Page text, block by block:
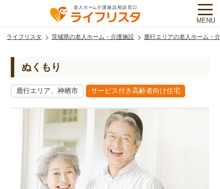
MENU
ライフリスタ 茨城県の老人ホーム・介護施設 鹿行エリアの老人ホーム・
ぬくもり
鹿行エリア、神栖市 サービス付き高齢者向け住宅